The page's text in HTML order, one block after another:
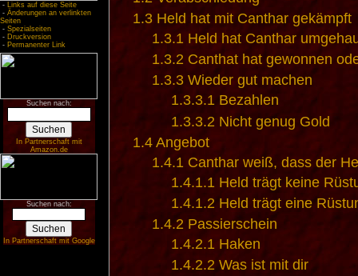
- Links auf diese Seite
- Änderungen an verlinkten
Seiten
- Spezialseiten
- Druckversion
- Permanenter Link
Suchen nach:
In Partnerschaft mit
Amazon.de
Suchen nach:
In Partnerschaft mit Google
1.3 Held hat mit Canthar gekämpft
1.3.1 Held hat Canthar
1.3.2 Canthat hat gewonnen
1.3.3 Wieder gut machen
1.3.3.1 Bezahlen
1.3.3.2 Nicht genug Gold
1.4Angebot
1.4.1 Canthar weiß, dass der
1.4.1.1 Held trägt keine
1.4.1.2 Held trägt eine
1.4.2 Passierschein
1.4.2.1 Haken
1.4.2.2 Was ist mit dir